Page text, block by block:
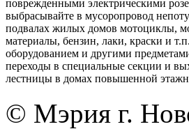
поврежденными электрическими
выбрасывайте в мусоропровод
подвалах жилых домов мотоциклы,
материалы, бензин, лаки, краски и
оборудованием и другими
переходы в специальные секции и
лестницы в домах повышенной
© Мэрия г.